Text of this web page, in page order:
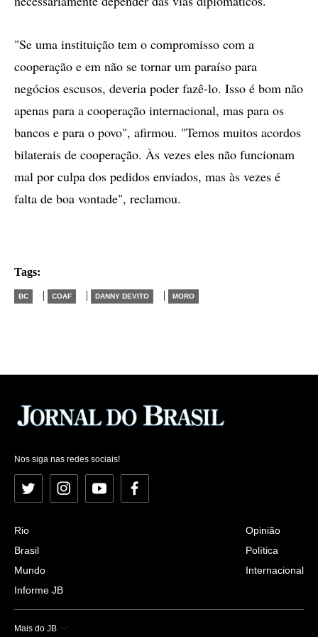
"Se uma instituição tem o compromisso com a
cooperação e em não se tornar um paraíso para
negócios escusos, deveria poder fazê-lo. Isso é bom não
apenas para a cooperação internacional, mas para os
bancos e para o povo", afirmou. "Temos muitos acordos
bilaterais de cooperação. Às vezes eles não funcionam
mal por culpa dos pedidos enviados, mas às vezes é
falta de boa vontade", reclamou.
Tags:
BC | COAF | DANNY DEVITO | MORO
Nos siga nas redes sociais!
Twitter InstagramYouTubeFacebook
Rio
Brasil
Mundo
Informe JB
Opinião
Política
Internacional
Mais do JB